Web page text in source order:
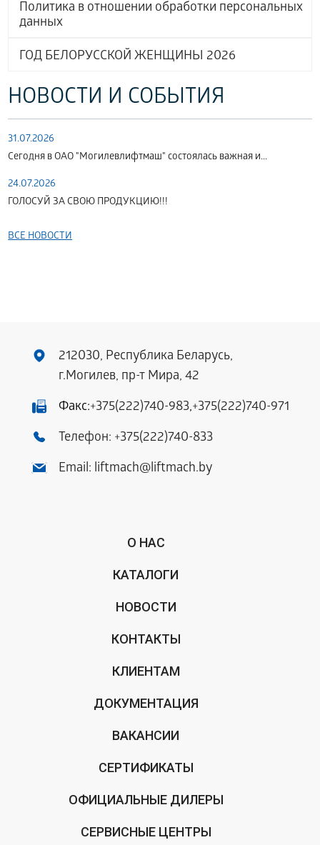
Политика в отношении обработки персональных
данных
ГОД БЕЛОРУССКОЙ ЖЕНЩИНЫ 2026
НОВОСТИ И СОБЫТИЯ
31.07.2026
Сегодня в ОАО "Могилевлифтмаш" состоялась важная и...
24.07.2026
ГОЛОСУЙ ЗА СВОЮ ПРОДУКЦИЮ!!!
ВСЕ НОВОСТИ
212030, Республика Беларусь,
г.Могилев, пр-т Мира, 42
Факс:+375(222)740-983,+375(222)740-971
Телефон: +375(222)740-833
Email: liftmach@liftmach.by
О НАС
КАТАЛОГИ
НОВОСТИ
КОНТАКТЫ
КЛИЕНТАМ
ДОКУМЕНТАЦИЯ
ВАКАНСИИ
СЕРТИФИКАТЫ
ОФИЦИАЛЬНЫЕ ДИЛЕРЫ
СЕРВИСНЫЕ ЦЕНТРЫ